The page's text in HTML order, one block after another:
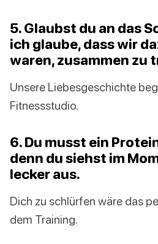
5. Glaubst du an das
ich glaube, dass wir
waren, zusammen zu
Unsere Liebesgeschichte
Fitnessstudio.
6. Du musst ein
denn du siehst im
lecker aus.
Dich zu schlürfen wäre das
dem Training.